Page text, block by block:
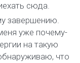
сюда.
завершению.
уже почему-
на такую
что